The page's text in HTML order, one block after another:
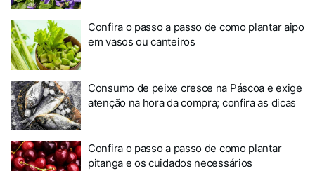
Confira o passo a passo de como plantar aipo
em vasos ou canteiros
Consumo de peixe cresce na Páscoa e exige
atenção na hora da compra; confira as dicas
Confira o passo a passo de como plantar
pitanga e os cuidados necessários